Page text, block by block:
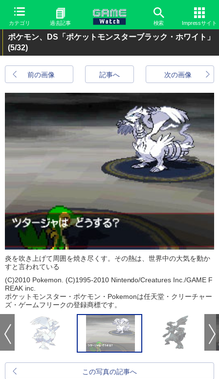
カテゴリ 過去記事 検索 Impressサイト
ポケモン、DS「ポケットモンスターブラック・ホワイト」
(5/32)
前の画像 次の画像
記事へ
炎を吹き上げて周囲を焼き尽くす。その熱は、世界中の大気を動か
すと言われている
(C)2010 Pokemon. (C)1995-2010 Nintendo/Creatures Inc./GAME F
REAK inc.
ポケットモンスター・ポケモン・Pokemonは任天堂・クリーチャー
ズ・ゲームフリークの登録商標です。
この写真の記事へ